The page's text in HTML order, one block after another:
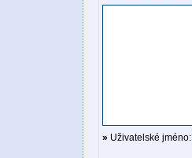
» Uživatelské jméno: